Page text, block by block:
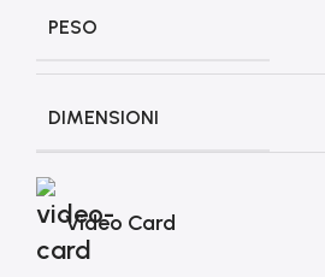
PESO
DIMENSIONI
Video Card